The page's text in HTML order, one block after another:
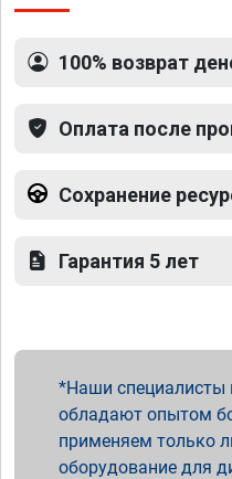
100% возврат
Оплата после
Сохранение
Гарантия 5 лет
Наши специалисты
обладают опытом
применяем только
оборудование для